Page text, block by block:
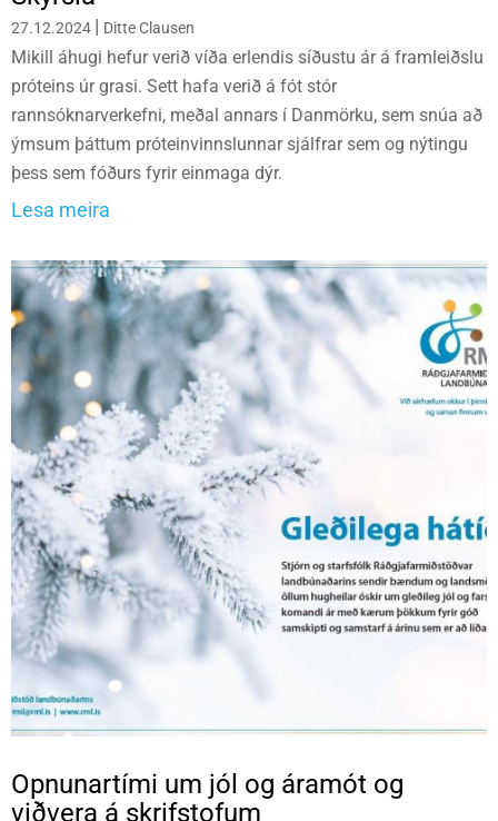
27.12.2024 | Ditte Clausen
Mikill áhugi hefur verið víða erlendis síðustu ár á framleiðslu
próteins úr grasi. Sett hafa verið á fót stór
rannsóknarverkefni, meðal annars í Danmörku, sem snúa að
ýmsum þáttum próteinvinnslunnar sjálfrar sem og nýtingu
þess sem fóðurs fyrir einmaga dýr.
Lesa meira
Opnunartími um jól og áramót og
viðvera á skrifstofum